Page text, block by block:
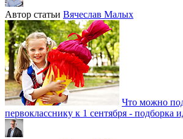
Автор статьи Вячеслав Малых
Что можно
первокласснику к 1 сентября - подборка